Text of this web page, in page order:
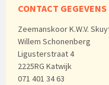
CONTACT GEGEVENS
Zeemanskoor K.W.V.
Willem Schonenberg
Ligusterstraat 4
2225RG Katwijk
071 401 34 63